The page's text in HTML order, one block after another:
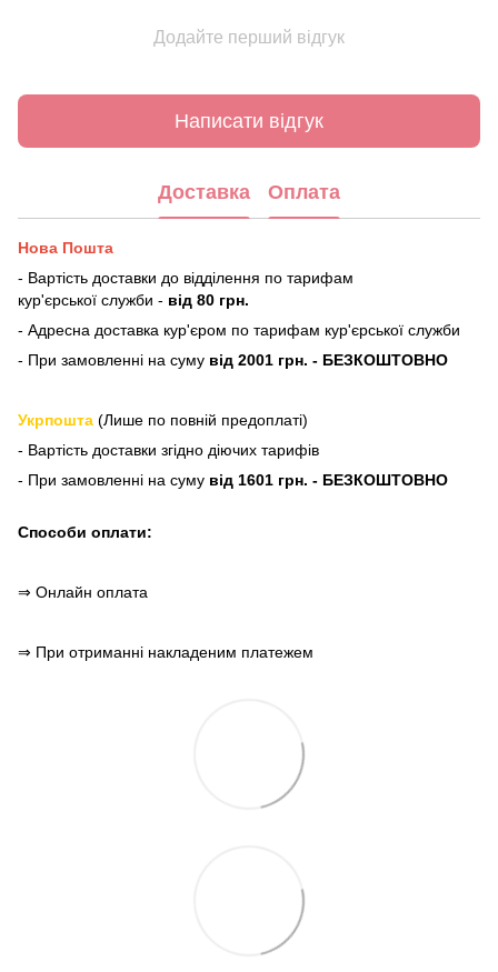
Додайте перший відгук
Написати відгук
Доставка Оплата
Нова Пошта
- Вартість доставки до відділення по тарифам
кур'єрської служби - від 80 грн.
- Адресна доставка кур'єром по тарифам кур'єрської служби
- При замовленні на суму від 2001 грн. - БЕЗКОШТОВНО
Укрпошта (Лише по повній предоплаті)
- Вартість доставки згідно діючих тарифів
- При замовленні на суму від 1601 грн. - БЕЗКОШТОВНО
Способи оплати:
⇒ Онлайн оплата
⇒ При отриманні накладеним платежем